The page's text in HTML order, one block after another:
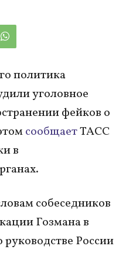
политика
уголовное
фейков о
сообщаетТАСС
в
собеседников
Гозмана в
руководстве России